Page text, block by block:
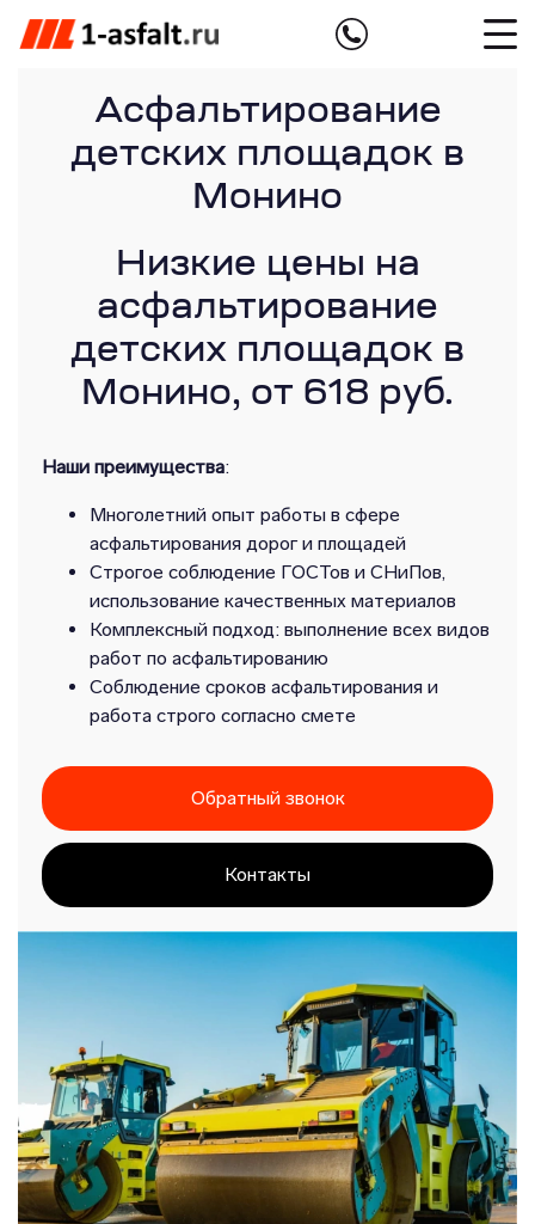
Асфальтирование
детских площадок в
Монино
Низкие цены на
асфальтирование
детских площадок в
Монино, от 618 руб.
Наши преимущества:
Многолетний опыт работы в сфере
асфальтирования дорог и площадей
Строгое соблюдение ГОСТов и СНиПов,
использование качественных материалов
Комплексный подход: выполнение всех видов
работ по асфальтированию
Соблюдение сроков асфальтирования и
работа строго согласно смете
Обратный звонок
Контакты